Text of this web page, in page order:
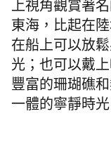
上視角觀賞著
東海，比起在
在船上可以放
光；也可以戴
豐富的珊瑚礁
一體的寧靜時光